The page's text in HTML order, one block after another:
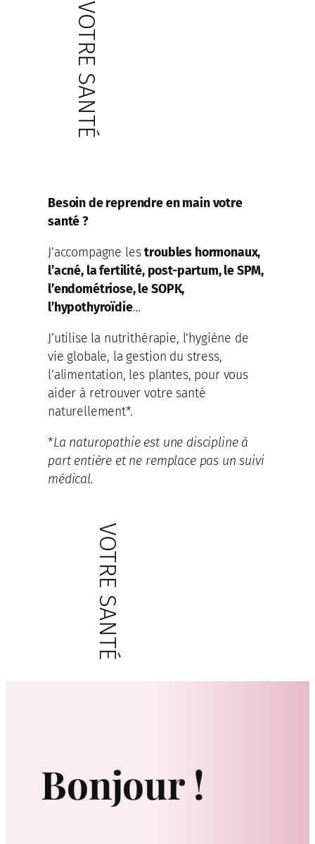
VOTRE SANTÉ
Besoin de reprendre en main votre
santé ?
J’accompagne lestroubles hormonaux,
l’acné, la fertilité, post-partum, le SPM,
l’endométriose, le SOPK,
l’hypothyroïdie…
J’utilise la nutrithérapie, l’hygiène de
vie globale, la gestion du stress,
l’alimentation, les plantes, pour vous
aider à retrouver votre santé
naturellement*.
*La naturopathie est une discipline à
part entière et ne remplace pas un suivi
médical.
VOTRE SANTÉ
Bonjour !